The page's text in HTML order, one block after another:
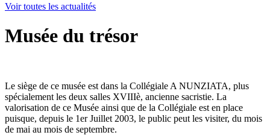
Voir toutes les actualités
Musée du trésor
Le siège de ce musée est dans la Collégiale A NUNZIATA, plus
spécialement les deux salles XVIIIè, ancienne sacristie. La
valorisation de ce Musée ainsi que de la Collégiale est en place
puisque, depuis le 1er Juillet 2003, le public peut les visiter, du mois
de mai au mois de septembre.